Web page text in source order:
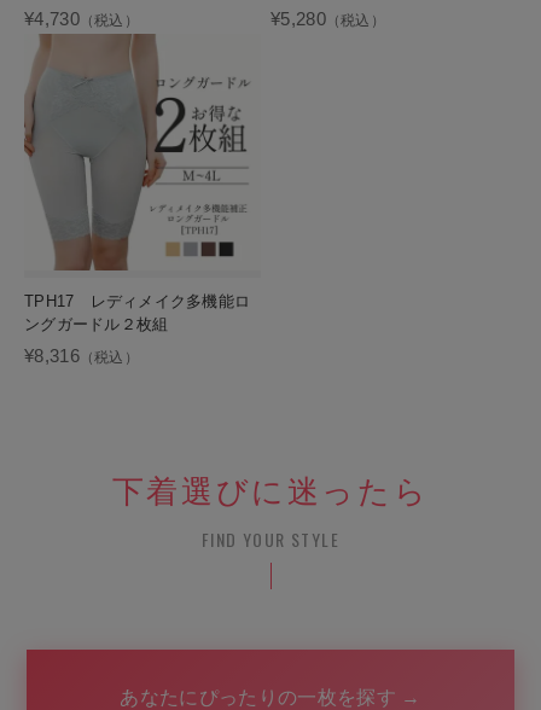
¥4,730（税込） ¥5,280（税込）
TPH17 レディメイク多機能ロ
ングガードル２枚組
¥8,316（税込）
下着選びに迷ったら
FIND YOUR STYLE
あなたにぴったりの一枚を探す →